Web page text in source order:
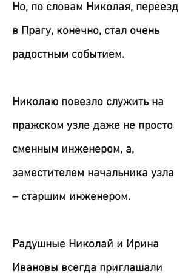
Но, по словам Николая, переезд
в Прагу, конечно, стал очень
радостным событием.
Николаю повезло служить на
пражском узле даже не просто
сменным инженером, а,
заместителем начальника узла
– старшим инженером.
Радушные Николай и Ирина
Ивановы всегда приглашали